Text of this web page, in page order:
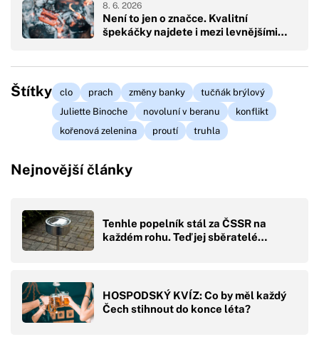
Není to jen o značce. Kvalitní
špekáčky najdete i mezi levnějšími…
8. 6. 2026
Štítky clo prach změny banky
tučňák brýlový
Juliette Binoche
novoluní v beranu
konflikt
kořenová zelenina
proutí truhla
Nejnovější články
Tenhle popelník stál za ČSSR na
každém rohu. Teď jej sběratelé…
HOSPODSKÝ KVÍZ: Co by měl každý
Čech stihnout do konce léta?